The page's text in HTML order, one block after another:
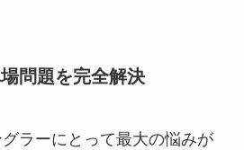
問題を完全解決
ラーにとって最大の悩みが